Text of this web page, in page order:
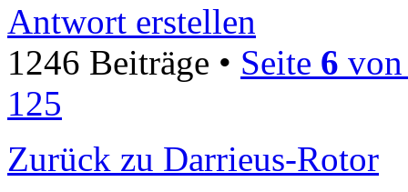
Antwort erstellen
1246 Beiträge • Seite 6
125
Zurück zu Darrieus-Rotor